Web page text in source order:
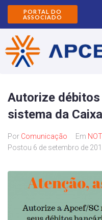
PORTAL DO
ASSOCIADO
Autorize
sistema da Caixa
Por Comunicação Em
Postou 6 de setembro de